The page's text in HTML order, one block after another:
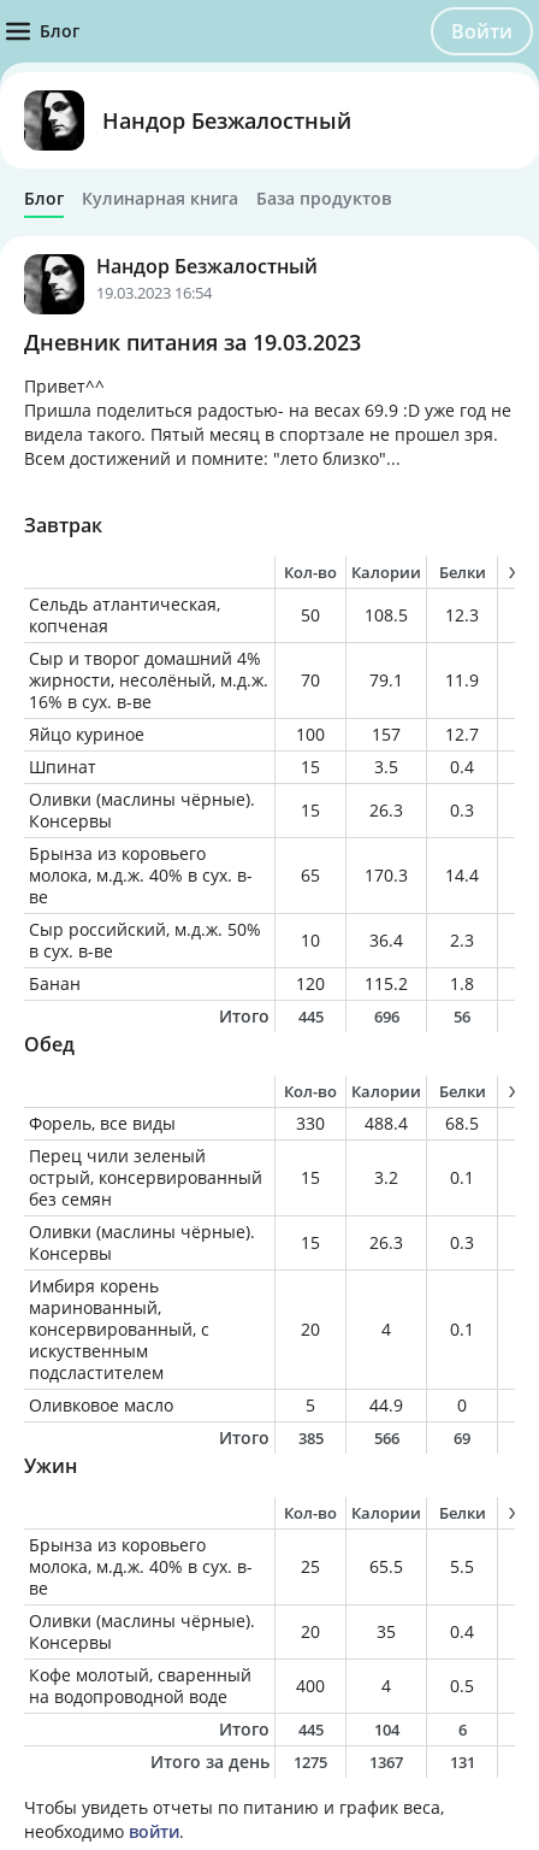
Блог Войти
Нандор Безжалостный
Блог Кулинарная книга База продуктов
Нандор Безжалостный
19.03.2023 16:54
Дневник питания за 19.03.2023
Привет^^
Пришла поделиться радостью- на весах 69.9 :D уже год не
видела такого. Пятый месяц в спортзале не прошел зря.
Всем достижений и помните: "лето близко"...
Завтрак
Кол-во Калории Белки
Сельдь атлантическая,
копченая
50 108.5 12.3
Сыр и творог домашний 4%
жирности, несолёный, м.д.ж.
16% в сух. в-ве
70 79.1 11.9
Яйцо куриное 100 157 12.7
Шпинат
15 3.5 0.4
Оливки (маслины чёрные).
Консервы
15 26.3 0.3
Брынза из коровьего
молока, м.д.ж. 40% в сух. в-
ве
65 170.3 14.4
Сыр российский, м.д.ж. 50%
в сух. в-ве
10 36.4 2.3
Банан
120 115.2 1.8
Итого
445 696 56
Обед
Кол-во Калории Белки
Форель, все виды 330 488.4 68.5
Перец чили зеленый
острый, консервированный
без семян
15 3.2 0.1
Оливки (маслины чёрные).
Консервы
15 26.3 0.3
Имбиря корень
маринованный,
консервированный, с
искуственным
подсластителем
20 4 0.1
Оливковое масло 5 44.9 0
Итого
385 566 69
Ужин
Кол-во Калории Белки
Брынза из коровьего
молока, м.д.ж. 40% в сух. в-
ве
25 65.5 5.5
Оливки (маслины чёрные).
Консервы
20 35 0.4
Кофе молотый, сваренный
на водопроводной воде
400 4 0.5
Итого
445 104 6
Итого за день 1275 1367 131
Чтобы увидеть отчеты по питанию и график веса,
необходимо войти.